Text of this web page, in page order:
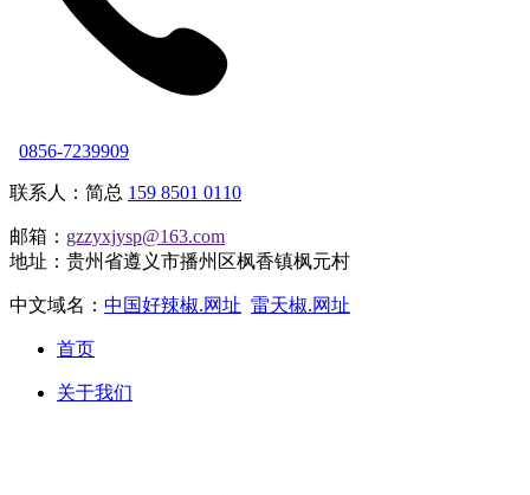
0856-7239909
联系人：简总 159 8501 0110
邮箱： gzzyxjysp@163.com
地址：贵州省遵义市播州区枫香镇枫元村
中文域名： 中国好辣椒.网址 雷天椒.网址
首页
关于我们